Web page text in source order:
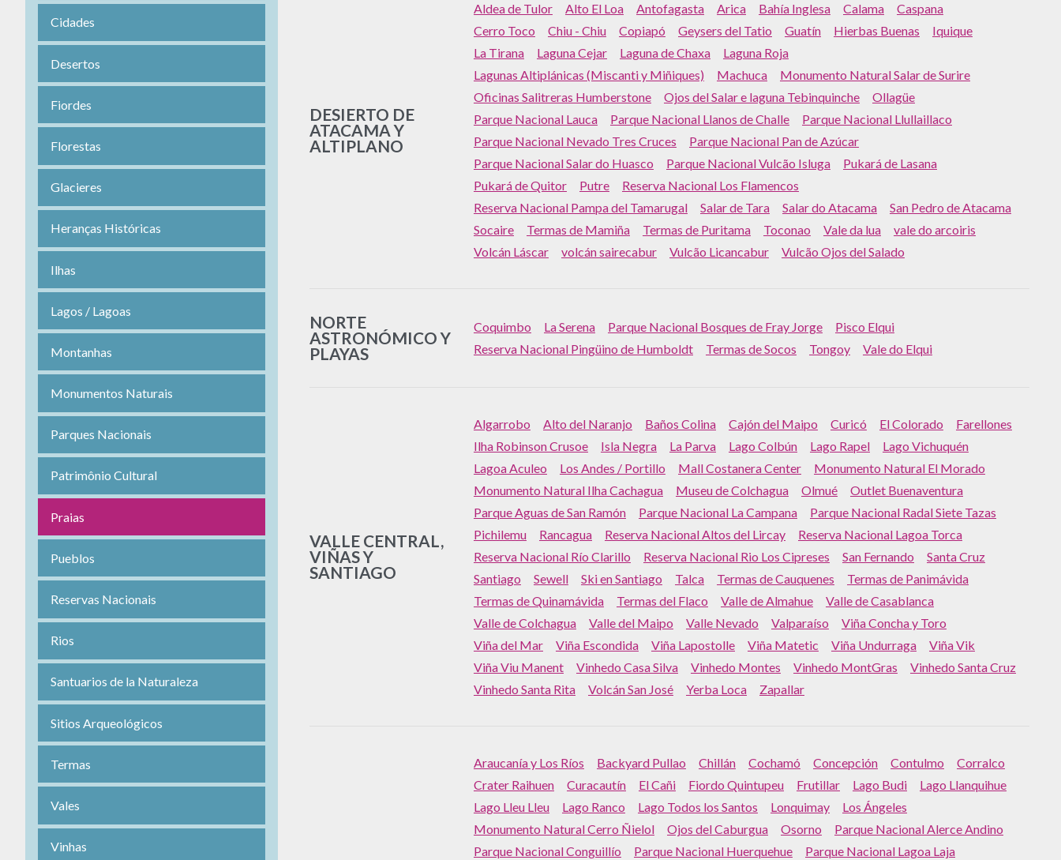
Cidades
Desertos
Fiordes
Florestas
Glacieres
Heranças Históricas
Ilhas
Lagos / Lagoas
Montanhas
Monumentos Naturais
Parques Nacionais
Patrimônio Cultural
Praias
Pueblos
Reservas Nacionais
Rios
Santuarios de la Naturaleza
Sitios Arqueológicos
Termas
Vales
Vinhas
DESIERTO DE
ATACAMA Y
ALTIPLANO
Aldea de Tulor Alto El Loa Antofagasta Arica Bahía Inglesa Calama
Caspana
Cerro Toco
Chiu - Chiu Copiapó Geysers del Tatio Guatín Hierbas Buenas
Iquique
La Tirana
Laguna Cejar Laguna de Chaxa
Laguna Roja
Lagunas Altiplánicas (Miscanti y Miñiques)
Machuca
Monumento Natural Salar de Surire
Oficinas Salitreras Humberstone
Ojos del Salar e laguna Tebinquinche
Ollagüe
Parque Nacional Lauca
Parque Nacional Llanos de Challe
Parque Nacional Llullaillaco
Parque Nacional Nevado Tres Cruces
Parque Nacional Pan de Azúcar
Parque Nacional Salar do Huasco
Parque Nacional Vulcão Isluga
Pukará de Lasana
Pukará de Quitor
Putre
Reserva Nacional Los Flamencos
Reserva Nacional Pampa del Tamarugal
Salar de Tara Salar do Atacama
San Pedro de Atacama
Socaire
Termas de Mamiña Termas de Puritama Toconao Vale da lua
vale do arcoiris
Volcán Láscar
volcán sairecabur Vulcão Licancabur Vulcão Ojos del Salado
NORTE
ASTRONÓMICO Y
PLAYAS
Coquimbo La Serena Parque Nacional Bosques de Fray Jorge
Pisco Elqui
Reserva Nacional Pingüino de Humboldt
Termas de Socos Tongoy Vale do Elqui
VALLE CENTRAL,
VIÑAS Y
SANTIAGO
Algarrobo Alto del Naranjo Baños Colina Cajón del Maipo Curicó El Colorado
Farellones
Ilha Robinson Crusoe
Isla Negra La Parva Lago Colbún Lago Rapel
Lago Vichuquén
Lagoa Aculeo
Los Andes / Portillo Mall Costanera Center
Monumento Natural El Morado
Monumento Natural Ilha Cachagua
Museu de Colchagua Olmué
Outlet Buenaventura
Parque Aguas de San Ramón
Parque Nacional La Campana
Parque Nacional Radal Siete Tazas
Pichilemu
Rancagua Reserva Nacional Altos del Lircay
Reserva Nacional Lagoa Torca
Reserva Nacional Río Clarillo
Reserva Nacional Rio Los Cipreses San Fernando
Santa Cruz
Santiago
Sewell Ski en Santiago Talca Termas de Cauquenes
Termas de Panimávida
Termas de Quinamávida
Termas del Flaco Valle de Almahue
Valle de Casablanca
Valle de Colchagua
Valle del Maipo Valle Nevado Valparaíso
Viña Concha y Toro
Viña del Mar
Viña Escondida Viña Lapostolle Viña Matetic Viña Undurraga
Viña Vik
Viña Viu Manent
Vinhedo Casa Silva Vinhedo Montes Vinhedo MontGras
Vinhedo Santa Cruz
Vinhedo Santa Rita
Volcán San José Yerba Loca Zapallar
Araucanía y Los Ríos Backyard Pullao Chillán Cochamó Concepción Contulmo
Corralco
Crater Raihuen
Curacautín El Cañi Fiordo Quintupeu Frutillar Lago Budi
Lago Llanquihue
Lago Lleu Lleu
Lago Ranco Lago Todos los Santos Lonquimay
Los Ángeles
Monumento Natural Cerro Ñielol
Ojos del Caburgua Osorno
Parque Nacional Alerce Andino
Parque Nacional Conguillío
Parque Nacional Huerquehue
Parque Nacional Lagoa Laja